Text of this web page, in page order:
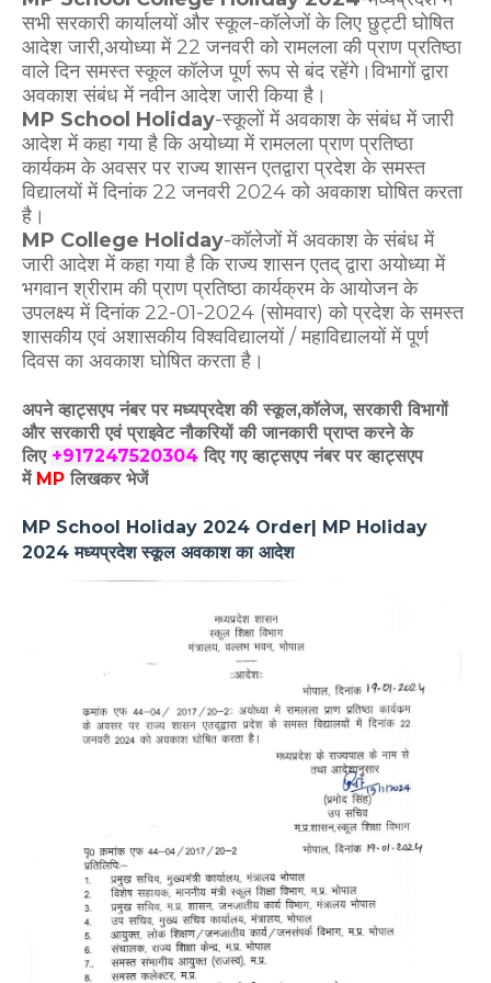
सभी सरकारी कार्यालयों और स्कूल-कॉलेजों के लिए छुट्टी घोषित
आदेश जारी,अयोध्या में 22 जनवरी को रामलला की प्राण प्रतिष्ठा
वाले दिन समस्त स्कूल कॉलेज पूर्ण रूप से बंद रहेंगे।विभागों द्वारा
अवकाश संबंध में नवीन आदेश जारी किया है।
MP School Holiday-स्कूलों में अवकाश के संबंध में जारी
आदेश में कहा गया है कि अयोध्या में रामलला प्राण प्रतिष्ठा
कार्यकम के अवसर पर राज्य शासन एतद्वारा प्रदेश के समस्त
विद्यालयों में दिनांक 22 जनवरी 2024 को अवकाश घोषित करता
है।
MP College Holiday-कॉलेजों में अवकाश के संबंध में
जारी आदेश में कहा गया है कि राज्य शासन एतद् द्वारा अयोध्या में
भगवान श्रीराम की प्राण प्रतिष्ठा कार्यक्रम के आयोजन के
उपलक्ष्य में दिनांक 22-01-2024 (सोमवार) को प्रदेश के समस्त
शासकीय एवं अशासकीय विश्वविद्यालयों / महाविद्यालयों में पूर्ण
दिवस का अवकाश घोषित करता है।
अपने व्हाट्सएप नंबर पर मध्यप्रदेश की स्कूल,कॉलेज, सरकारी विभागों
और सरकारी एवं प्राइवेट नौकरियों की जानकारी प्राप्त करने के
लिए +917247520304 दिए गएव्हाट्सएपनंबर पर व्हाट्सएप
में MP लिखकर भेजें
MP School Holiday 2024 Order| MP Holiday
2024 मध्यप्रदेश स्कूल अवकाश का आदेश